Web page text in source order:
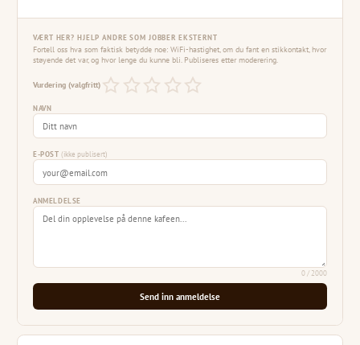
VÆRT HER? HJELP ANDRE SOM JOBBER EKSTERNT
Fortell oss hva som faktisk betydde noe: WiFi-hastighet, om du fant en stikkontakt, hvor
støyende det var, og hvor lenge du kunne bli. Publiseres etter moderering.
Vurdering (valgfritt)
NAVN
E-POST(ikke publisert)
ANMELDELSE
0/ 2000
Send inn anmeldelse